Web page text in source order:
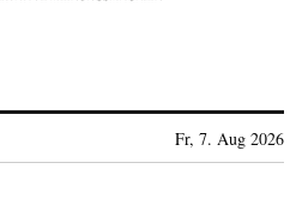
Fr, 7. Aug 2026